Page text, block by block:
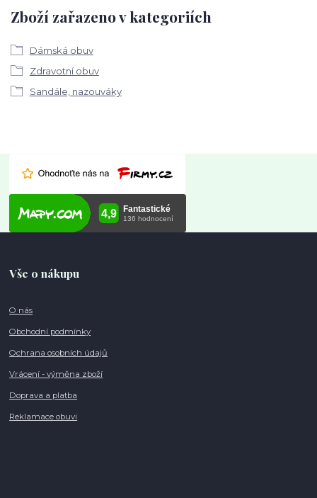
Zboží zařazeno v kategoriích
Dámská obuv
Zdravotní obuv
Sandále, nazouváky
Vše o nákupu
O nás
Obchodní podmínky
Ochrana osobních údajů
Vrácení - výměna zboží
Doprava a platba
Reklamace obuvi